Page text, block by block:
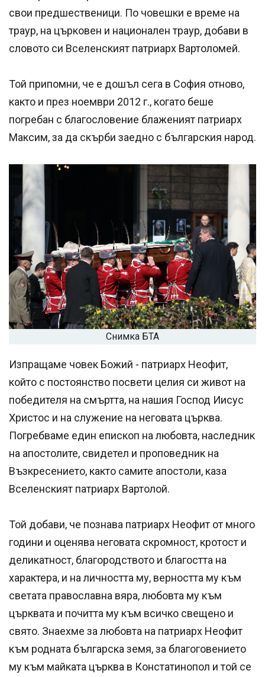
свои предшественици. По човешки е време на
траур, на църковен и национален траур, добави в
словото си Вселенският патриарх Вартоломей.
Той припомни, че е дошъл сега в София отново,
както и през ноември 2012 г., когато беше
погребан с благословение блаженият патриарх
Максим, за да скърби заедно с българския народ.
Снимка БТА
Изпращаме човек Божий - патриарх Неофит,
който с постоянство посвети целия си живот на
победителя на смъртта, на нашия Господ Иисус
Христос и на служение на неговата църква.
Погребваме един епископ на любовта, наследник
на апостолите, свидетел и проповедник на
Възкресението, както самите апостоли, каза
Вселенският патриарх Вартолой.
Той добави, че познава патриарх Неофит от много
години и оценява неговата скромност, кротост и
деликатност, благородството и благостта на
характера, и на личността му, верността му към
светата православна вяра, любовта му към
църквата и почитта му към всичко свещено и
свято. Знаехме за любовта на патриарх Неофит
към родната българска земя, за благоговението
му към майката църква в Констатинопол и той се